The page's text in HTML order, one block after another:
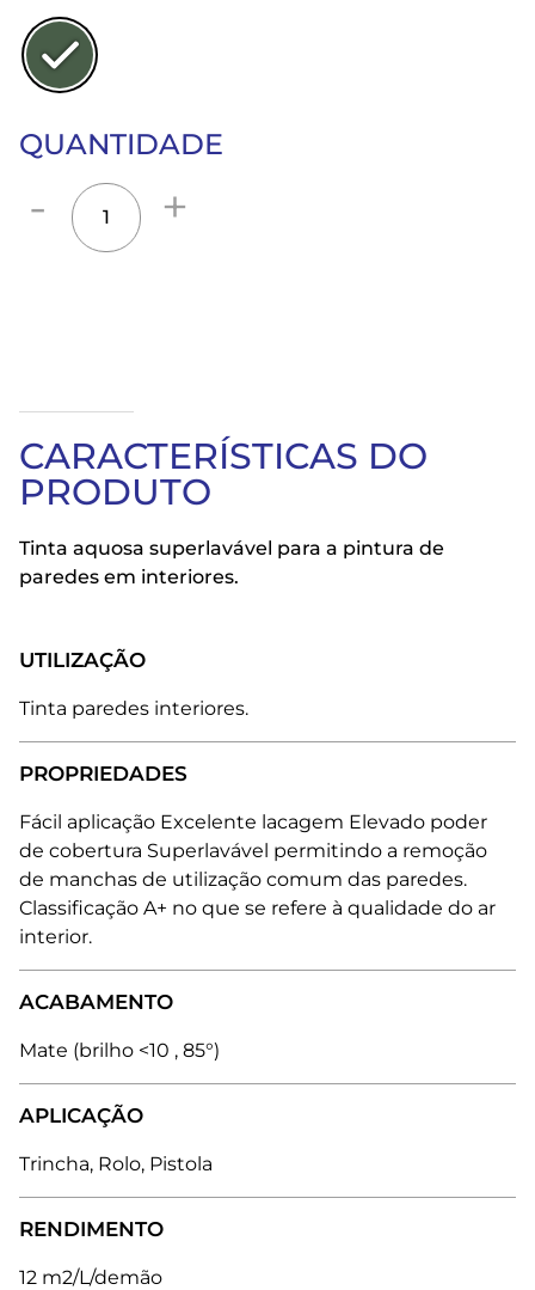
QUANTIDADE
CARACTERÍSTICAS DO
PRODUTO
Tinta aquosa superlavável para a pintura de
paredes em interiores.
UTILIZAÇÃO
Tinta paredes interiores.
PROPRIEDADES
Fácil aplicação Excelente lacagem Elevado poder
de cobertura Superlavável permitindo a remoção
de manchas de utilização comum das paredes.
Classificação A+ no que se refere à qualidade do ar
interior.
ACABAMENTO
Mate (brilho <10 , 85°)
APLICAÇÃO
Trincha, Rolo, Pistola
RENDIMENTO
12 m2/L/demão